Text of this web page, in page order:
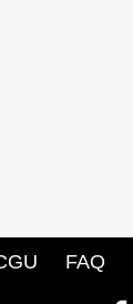
FAQ